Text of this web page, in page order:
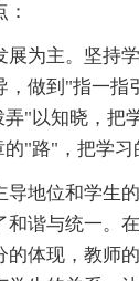
为主。坚持学
，做到"指一指
"以知晓，把
"路"，把学习
地位和学生的
和谐与统一。
的体现，教师